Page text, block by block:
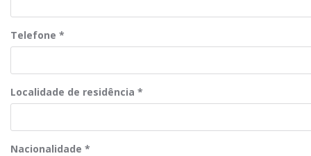
Telefone *
Localidade de residência *
Nacionalidade *